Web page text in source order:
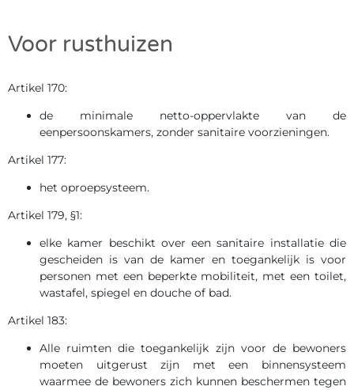
Voor rusthuizen
Artikel 170:
de minimale netto-oppervlakte van de
eenpersoonskamers, zonder sanitaire voorzieningen.
Artikel 177:
het oproepsysteem.
Artikel 179, §1:
elke kamer beschikt over een sanitaire installatie die
gescheiden is van de kamer en toegankelijk is voor
personen met een beperkte mobiliteit, met een toilet,
wastafel, spiegel en douche of bad.
Artikel 183:
Alle ruimten die toegankelijk zijn voor de bewoners
moeten uitgerust zijn met een binnensysteem
waarmee de bewoners zich kunnen beschermen tegen